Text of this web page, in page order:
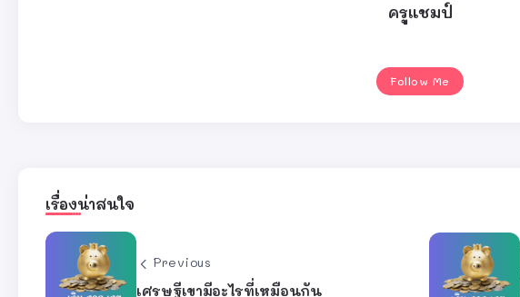
ครูแชมป์
Follow Me
เรื่องน่าสนใจ
Previous
เศรษฐีเขามีอะไรที่เหมือนกัน